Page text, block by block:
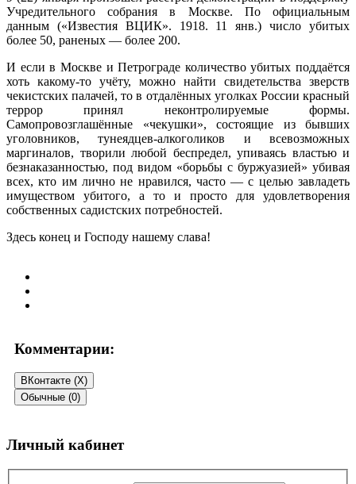
Учредительного собрания в Москве. По официальным
данным («Известия ВЦИК». 1918. 11 янв.) число убитых
более 50, раненых — более 200.
И если в Москве и Петрограде количество убитых поддаётся
хоть какому-то учёту, можно найти свидетельства зверств
чекистских палачей, то в отдалённых уголках России красный
террор принял неконтролируемые формы.
Самопровозглашённые «чекушки», состоящие из бывших
уголовников, тунеядцев-алкоголиков и всевозможных
маргиналов, творили любой беспредел, упиваясь властью и
безнаказанностью, под видом «борьбы с буржуазией» убивая
всех, кто им лично не нравился, часто — с целью завладеть
имуществом убитого, а то и просто для удовлетворения
собственных садистских потребностей.
Здесь конец и Господу нашему слава!
Комментарии:
ВКонтакте (X)
Обычные (0)
Добавить комментарий
Личный кабинет